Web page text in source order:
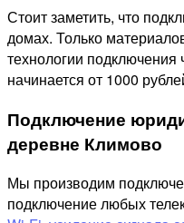
Стоит заметить, что
домах. Только
технологии
начинается от 1000
Подключение
деревне Климово
Мы производим
подключение любых